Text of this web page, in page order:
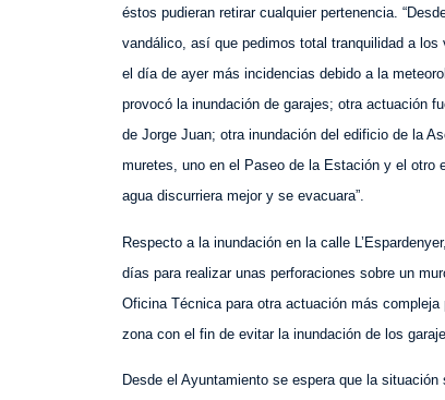
éstos pudieran retirar cualquier pertenencia.
vandálico, así que pedimos total tranquilidad a
el día de ayer más incidencias debido a la
provocó la inundación de garajes; otra actuación
de Jorge Juan; otra inundación del edificio de la
muretes, uno en el Paseo de la Estación y el otro
agua discurriera mejor y se evacuara”.
Respecto a la inundación en la calle
días para realizar unas perforaciones sobre un
Oficina Técnica para otra actuación más
zona con el fin de evitar la inundación de los
Desde el Ayuntamiento se espera que la